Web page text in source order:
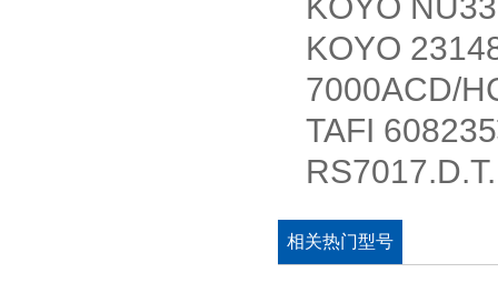
KOYO
7000ACD/
TAFI
相关热门型号